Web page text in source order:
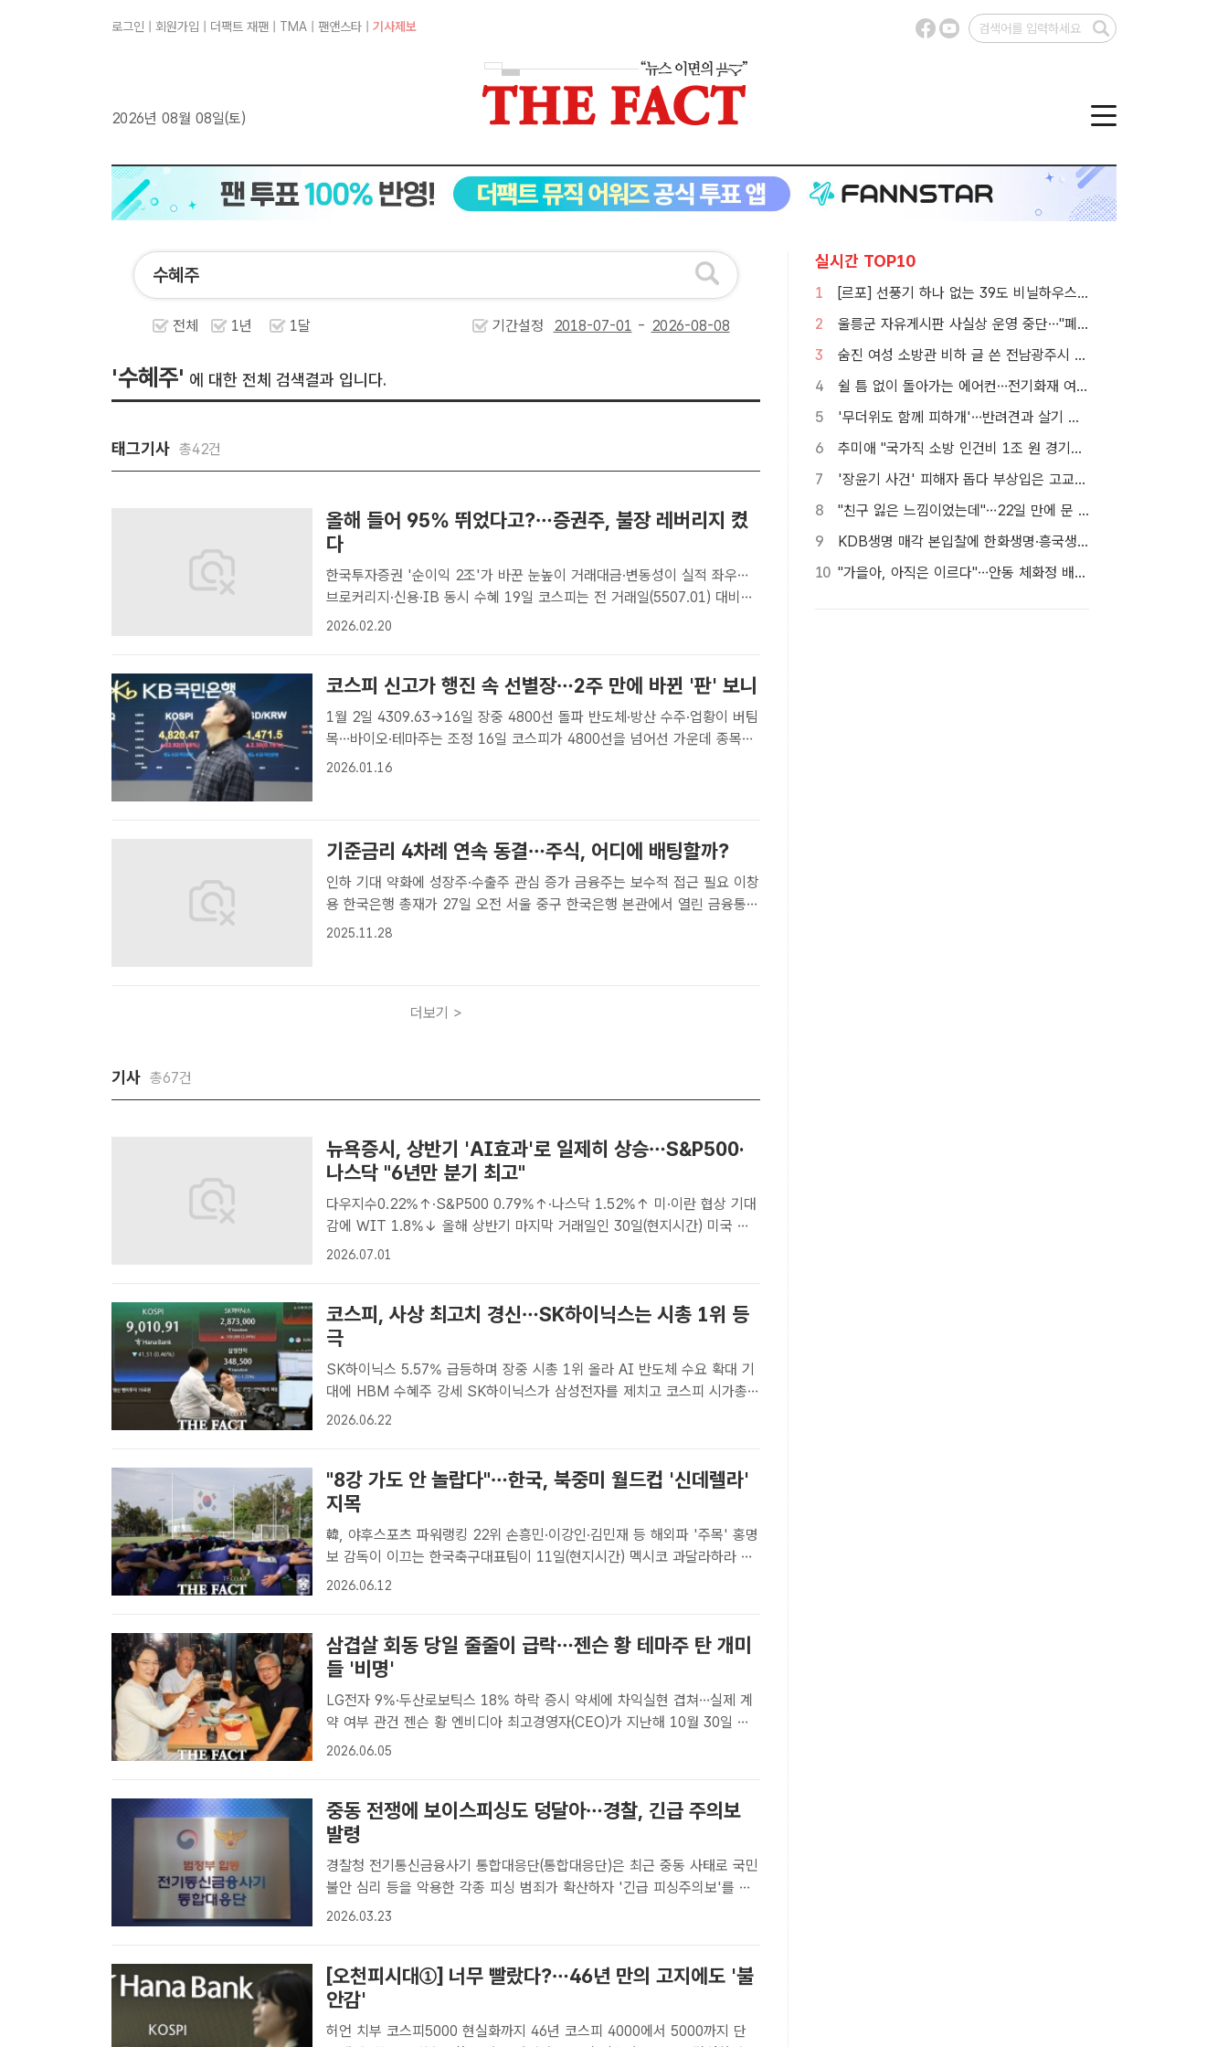
로그인 회원가입 더팩트 재팬 TMA 팬앤스타 기사제보
2026년 08월 08일(토)
전체 1년 1달 기간설정 -
'수혜주' 에 대한 전체 검색결과 입니다.
태그기사 총42건
올해 들어 95% 뛰었다고?…증권주, 불장 레버리지 켰
다
한국투자증권 '순이익 2조'가 바꾼 눈높이 거래대금·변동성이 실적 좌우…
브로커리지·신용·IB 동시 수혜 19일 코스피는 전 거래일(5507.01) 대비
3.09%(170.24포인트) 오른 5677.25에 장을 마쳤다. /뉴시스[더팩트｜윤
2026.02.20
코스피 신고가 행진 속 선별장…2주 만에 바뀐 '판' 보니
1월 2일 4309.63→16일 장중 4800선 돌파 반도체·방산 수주·업황이 버팀
목…바이오·테마주는 조정 16일 코스피가 4800선을 넘어선 가운데 종목별
등락이 갈리는 추이다. /KB국민은행[더팩트｜윤정원 기자] 코스피가 4800
2026.01.16
기준금리 4차례 연속 동결…주식, 어디에 배팅할까?
인하 기대 약화에 성장주·수출주 관심 증가 금융주는 보수적 접근 필요 이창
용 한국은행 총재가 27일 오전 서울 중구 한국은행 본관에서 열린 금융통화
위원회 본회의에서 의사봉을 두드리고 있다. /뉴시스[더팩트｜윤정원 기자]
2025.11.28
더보기 >
기사 총67건
뉴욕증시, 상반기 'AI효과'로 일제히 상승…S&P500·
나스닥 "6년만 분기 최고"
다우지수0.22%↑·S&P500 0.79%↑·나스닥 1.52%↑ 미·이란 협상 기대
감에 WIT 1.8%↓ 올해 상반기 마지막 거래일인 30일(현지시간) 미국 뉴
욕증시 3대지수가 인공지능(AI) 관련주의 주도와 국제정세 완화에 힘입어
2026.07.01
코스피, 사상 최고치 경신…SK하이닉스는 시총 1위 등
극
SK하이닉스 5.57% 급등하며 장중 시총 1위 올라 AI 반도체 수요 확대 기
대에 HBM 수혜주 강세 SK하이닉스가 삼성전자를 제치고 코스피 시가총액
1위 기업으로 올라선 22일 오후 서울 중구 하나은행 본점 딜링룸에 지수가
2026.06.22
"8강 가도 안 놀랍다"…한국, 북중미 월드컵 '신데렐라'
지목
韓, 야후스포츠 파워랭킹 22위 손흥민·이강인·김민재 등 해외파 '주목' 홍명
보 감독이 이끄는 한국축구대표팀이 11일(현지시간) 멕시코 과달라하라 치
바스 베르데 바예 훈련장에서 체코와 1차전 대비 마지막 훈련을 마치고 필
2026.06.12
삼겹살 회동 당일 줄줄이 급락…젠슨 황 테마주 탄 개미
들 '비명'
LG전자 9%·두산로보틱스 18% 하락 증시 약세에 차익실현 겹쳐…실제 계
약 여부 관건 젠슨 황 엔비디아 최고경영자(CEO)가 지난해 10월 30일 서
울 강남구 삼성역 인근 깐부치킨 매장에서 이재용 삼성그룹 회장, 정의선 현
2026.06.05
중동 전쟁에 보이스피싱도 덩달아…경찰, 긴급 주의보
발령
경찰청 전기통신금융사기 통합대응단(통합대응단)은 최근 중동 사태로 국민
불안 심리 등을 악용한 각종 피싱 범죄가 확산하자 '긴급 피싱주의보'를 발
령한다고 23일 밝혔다./경찰청[더팩트ㅣ김영봉 기자] 경찰청 전기통신금융
2026.03.23
[오천피시대①] 너무 빨랐다?…46년 만의 고지에도 '불
안감'
허언 치부 코스피5000 현실화까지 46년 코스피 4000에서 5000까지 단
실시간 TOP10
1
[르포] 선풍기 하나 없는 39도 비닐하우스…이주노동자의 '악몽같은 폭염'
2
울릉군 자유게시판 사실상 운영 중단…"폐쇄" vs "소통창구 지켜야"
3
숨진 여성 소방관 비하 글 쓴 전남광주시 공무원 입건
4
쉴 틈 없이 돌아가는 에어컨…전기화재 여름철에 몰린다
5
'무더위도 함께 피하개'…반려견과 살기 좋은 자치구는 어디
6
추미애 "국가직 소방 인건비 1조 원 경기도가 대납…재정개혁 시급"
7
'장윤기 사건' 피해자 돕다 부상입은 고교생 의상자 인정
8
"친구 잃은 느낌이었는데"…22일 만에 문 연 홈플러스 가보니[TF현장]
9
KDB생명 매각 본입찰에 한화생명·흥국생명·한투금융 등 3개사 참여
10
"가을아, 아직은 이르다"…안동 체화정 배롱나무의 마지막 여름